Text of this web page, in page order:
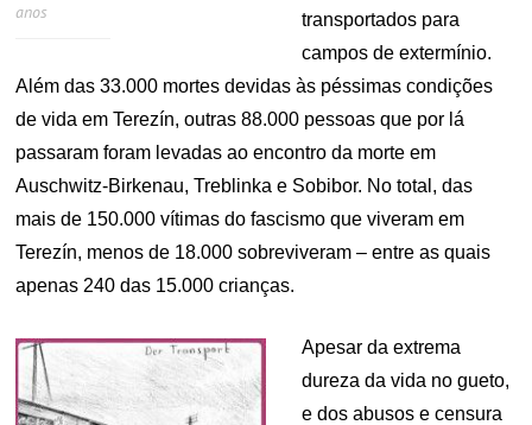
anos
transportados para
campos de extermínio.
Além das 33.000 mortes devidas às péssimas condições
de vida em Terezín, outras 88.000 pessoas que por lá
passaram foram levadas ao encontro da morte em
Auschwitz-Birkenau, Treblinka e Sobibor. No total, das
mais de 150.000 vítimas do fascismo que viveram em
Terezín, menos de 18.000 sobreviveram – entre as quais
apenas 240 das 15.000 crianças.
Apesar da extrema
dureza da vida no gueto,
e dos abusos e censura